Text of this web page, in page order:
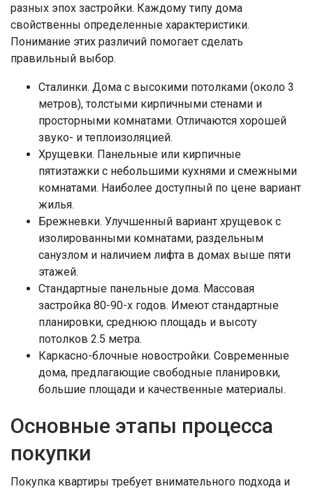
разных эпох застройки. Каждому типу дома
свойственны определенные характеристики.
Понимание этих различий помогает сделать
правильный выбор.
Сталинки. Дома с высокими потолками (около 3
метров), толстыми кирпичными стенами и
просторными комнатами. Отличаются хорошей
звуко- и теплоизоляцией.
Хрущевки. Панельные или кирпичные
пятиэтажки с небольшими кухнями и смежными
комнатами. Наиболее доступный по цене вариант
жилья.
Брежневки. Улучшенный вариант хрущевок с
изолированными комнатами, раздельным
санузлом и наличием лифта в домах выше пяти
этажей.
Стандартные панельные дома. Массовая
застройка 80-90-х годов. Имеют стандартные
планировки, среднюю площадь и высоту
потолков 2.5 метра.
Каркасно-блочные новостройки. Современные
дома, предлагающие свободные планировки,
большие площади и качественные материалы.
Основные этапы процесса
покупки
Покупка квартиры требует внимательного подхода и